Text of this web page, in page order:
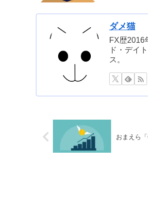
ダメ猫
FX歴2016
ド・デイ
ス。
おまえら